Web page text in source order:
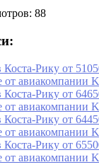
88
Рику от
от авиакомпании
Рику от
от авиакомпании
Рику от
от авиакомпании
Рику от
от авиакомпании